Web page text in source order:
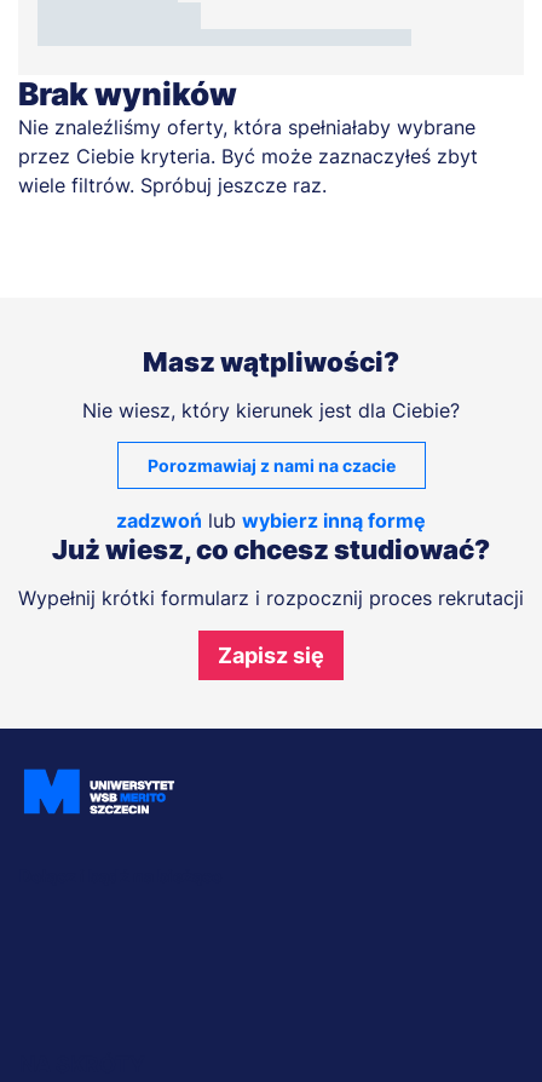
Brak wyników
Nie znaleźliśmy oferty, która spełniałaby wybrane
przez Ciebie kryteria. Być może zaznaczyłeś zbyt
wiele filtrów. Spróbuj jeszcze raz.
Masz wątpliwości?
Nie wiesz, który kierunek jest dla Ciebie?
Porozmawiaj z nami na czacie
zadzwoń lub wybierz inną formę
Już wiesz, co chcesz studiować?
Wypełnij krótki formularz i rozpocznij proces rekrutacji
Zapisz się